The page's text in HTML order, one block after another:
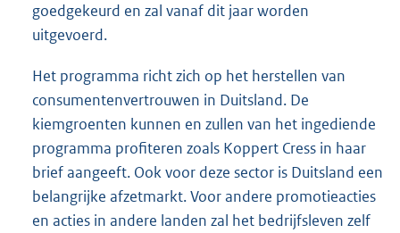
goedgekeurd en zal vanaf dit jaar worden
uitgevoerd.
Het programma richt zich op het herstellen van
consumentenvertrouwen in Duitsland. De
kiemgroenten kunnen en zullen van het ingediende
programma profiteren zoals Koppert Cress in haar
brief aangeeft. Ook voor deze sector is Duitsland een
belangrijke afzetmarkt. Voor andere promotieacties
en acties in andere landen zal het bedrijfsleven zelf